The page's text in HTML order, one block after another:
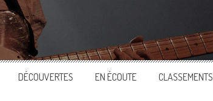
DÉCOUVERTES EN ÉCOUTE CLASSEMENTS